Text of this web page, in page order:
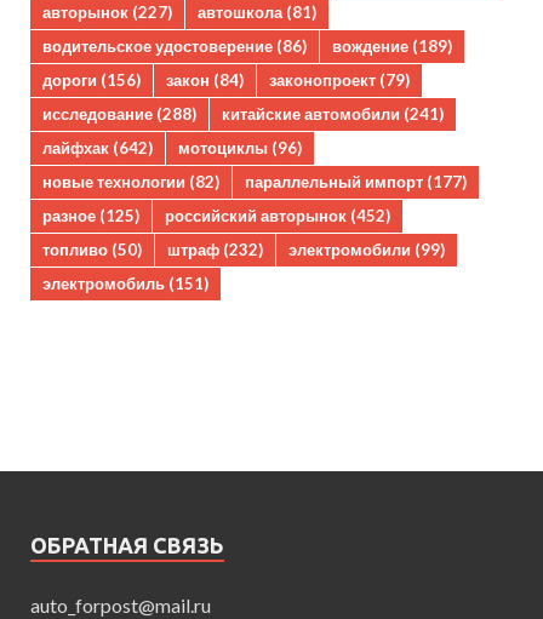
авторынок (227) автошкола(81)
водительское удостоверение (86) вождение (189)
дороги (156) закон (84) законопроект (79)
исследование (288) китайские автомобили (241)
лайфхак (642) мотоциклы (96)
новые технологии (82) параллельный импорт (177)
разное (125) российский авторынок (452)
топливо (50) штраф (232) электромобили (99)
электромобиль (151)
ОБРАТНАЯ СВЯЗЬ
auto_forpost@mail.ru